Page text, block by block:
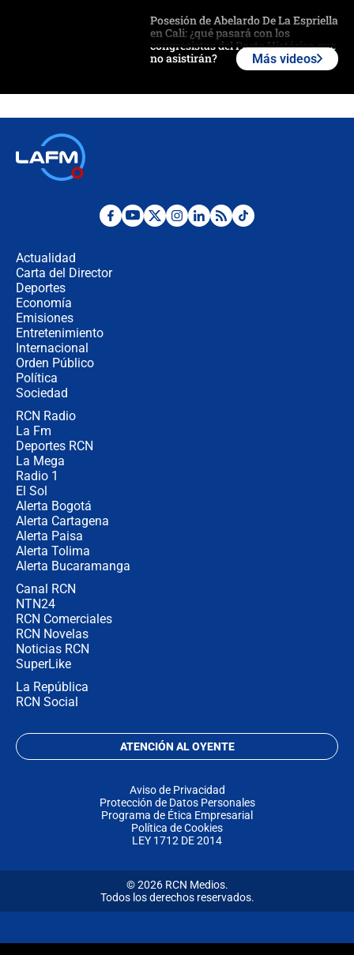
Posesión de Abelardo De La Espriella
en Cali: ¿qué pasará con los
congresistas del Pacto Histórico que
no asistirán?
¿Por qué De la Espriella gobernará
Más videos
Actualidad
Carta del Director
Deportes
Economía
Emisiones
Entretenimiento
Internacional
Orden Público
Política
Sociedad
RCN Radio
La Fm
Deportes RCN
La Mega
Radio 1
El Sol
Alerta Bogotá
Alerta Cartagena
Alerta Paisa
Alerta Tolima
Alerta Bucaramanga
Canal RCN
NTN24
RCN Comerciales
RCN Novelas
Noticias RCN
SuperLike
La República
RCN Social
ATENCIÓN AL OYENTE
Aviso de Privacidad
Protección de Datos Personales
Programa de Ética Empresarial
Política de Cookies
LEY 1712 DE 2014
© 2026 RCN Medios.
Todos los derechos reservados.